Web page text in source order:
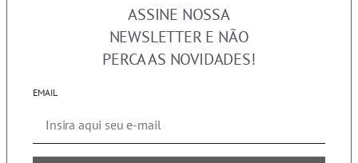
ASSINE NOSSA
NEWSLETTER E NÃO
PERCA AS NOVIDADES!
EMAIL